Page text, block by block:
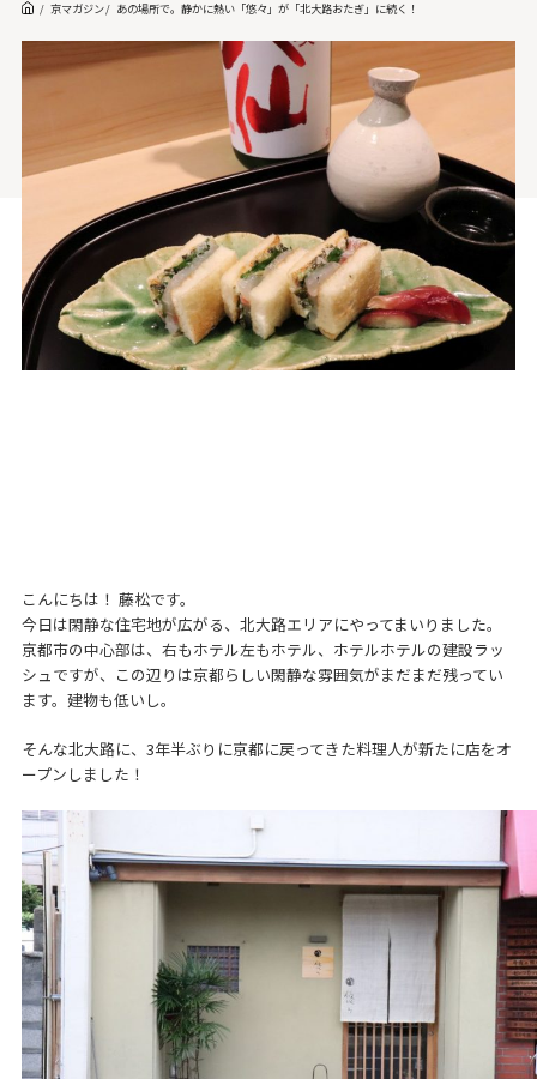
京マガジン あの場所で。静かに熱い「悠々」が「北大路おたぎ」に続く！
こんにちは！ 藤松です。
今日は閑静な住宅地が広がる、北大路エリアにやってまいりました。
京都市の中心部は、右もホテル左もホテル、ホテルホテルの建設ラッ
シュですが、この辺りは京都らしい閑静な雰囲気がまだまだ残ってい
ます。建物も低いし。
そんな北大路に、3年半ぶりに京都に戻ってきた料理人が新たに店をオ
ープンしました！